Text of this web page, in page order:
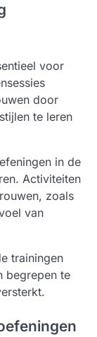
voor
door
te leren
in de
Activiteiten
zoals
van
trainingen
begrepen te